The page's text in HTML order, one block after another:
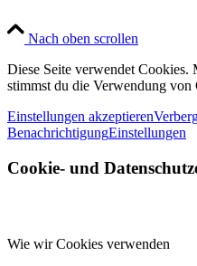
Nach oben scrollen
Diese Seite verwendet Cookies.
stimmst du die Verwendung von
Einstellungen akzeptieren
BenachrichtigungEinstellungen
Cookie- und
Wie wir Cookies verwenden